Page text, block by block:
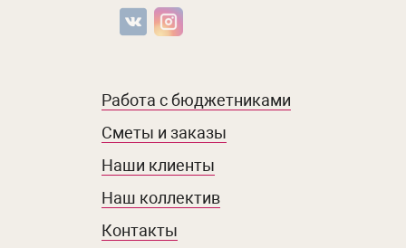
Работа с бюджетниками
Сметы и заказы
Наши клиенты
Наш коллектив
Контакты